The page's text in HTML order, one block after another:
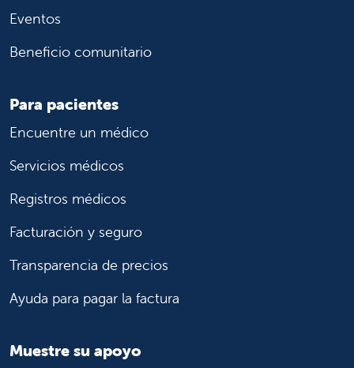
Eventos
Beneficio comunitario
Para pacientes
Encuentre un médico
Servicios médicos
Registros médicos
Facturación y seguro
Transparencia de precios
Ayuda para pagar la factura
Muestre su apoyo